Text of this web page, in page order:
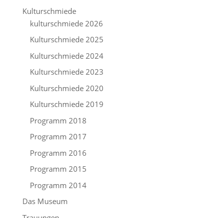
Kulturschmiede
kulturschmiede 2026
Kulturschmiede 2025
Kulturschmiede 2024
Kulturschmiede 2023
Kulturschmiede 2020
Kulturschmiede 2019
Programm 2018
Programm 2017
Programm 2016
Programm 2015
Programm 2014
Das Museum